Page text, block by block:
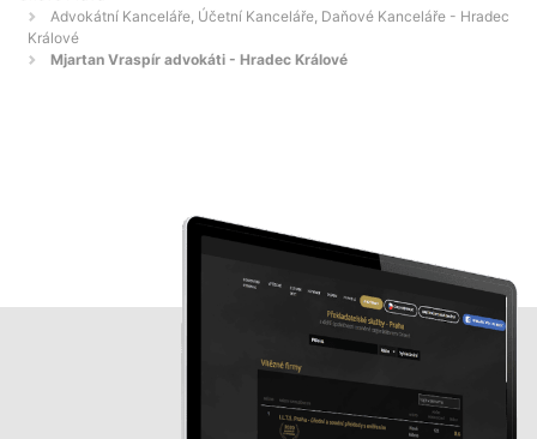
Advokátní Kanceláře, Účetní Kanceláře, Daňové Kanceláře - Hradec
Králové
Mjartan Vraspír advokáti - Hradec Králové